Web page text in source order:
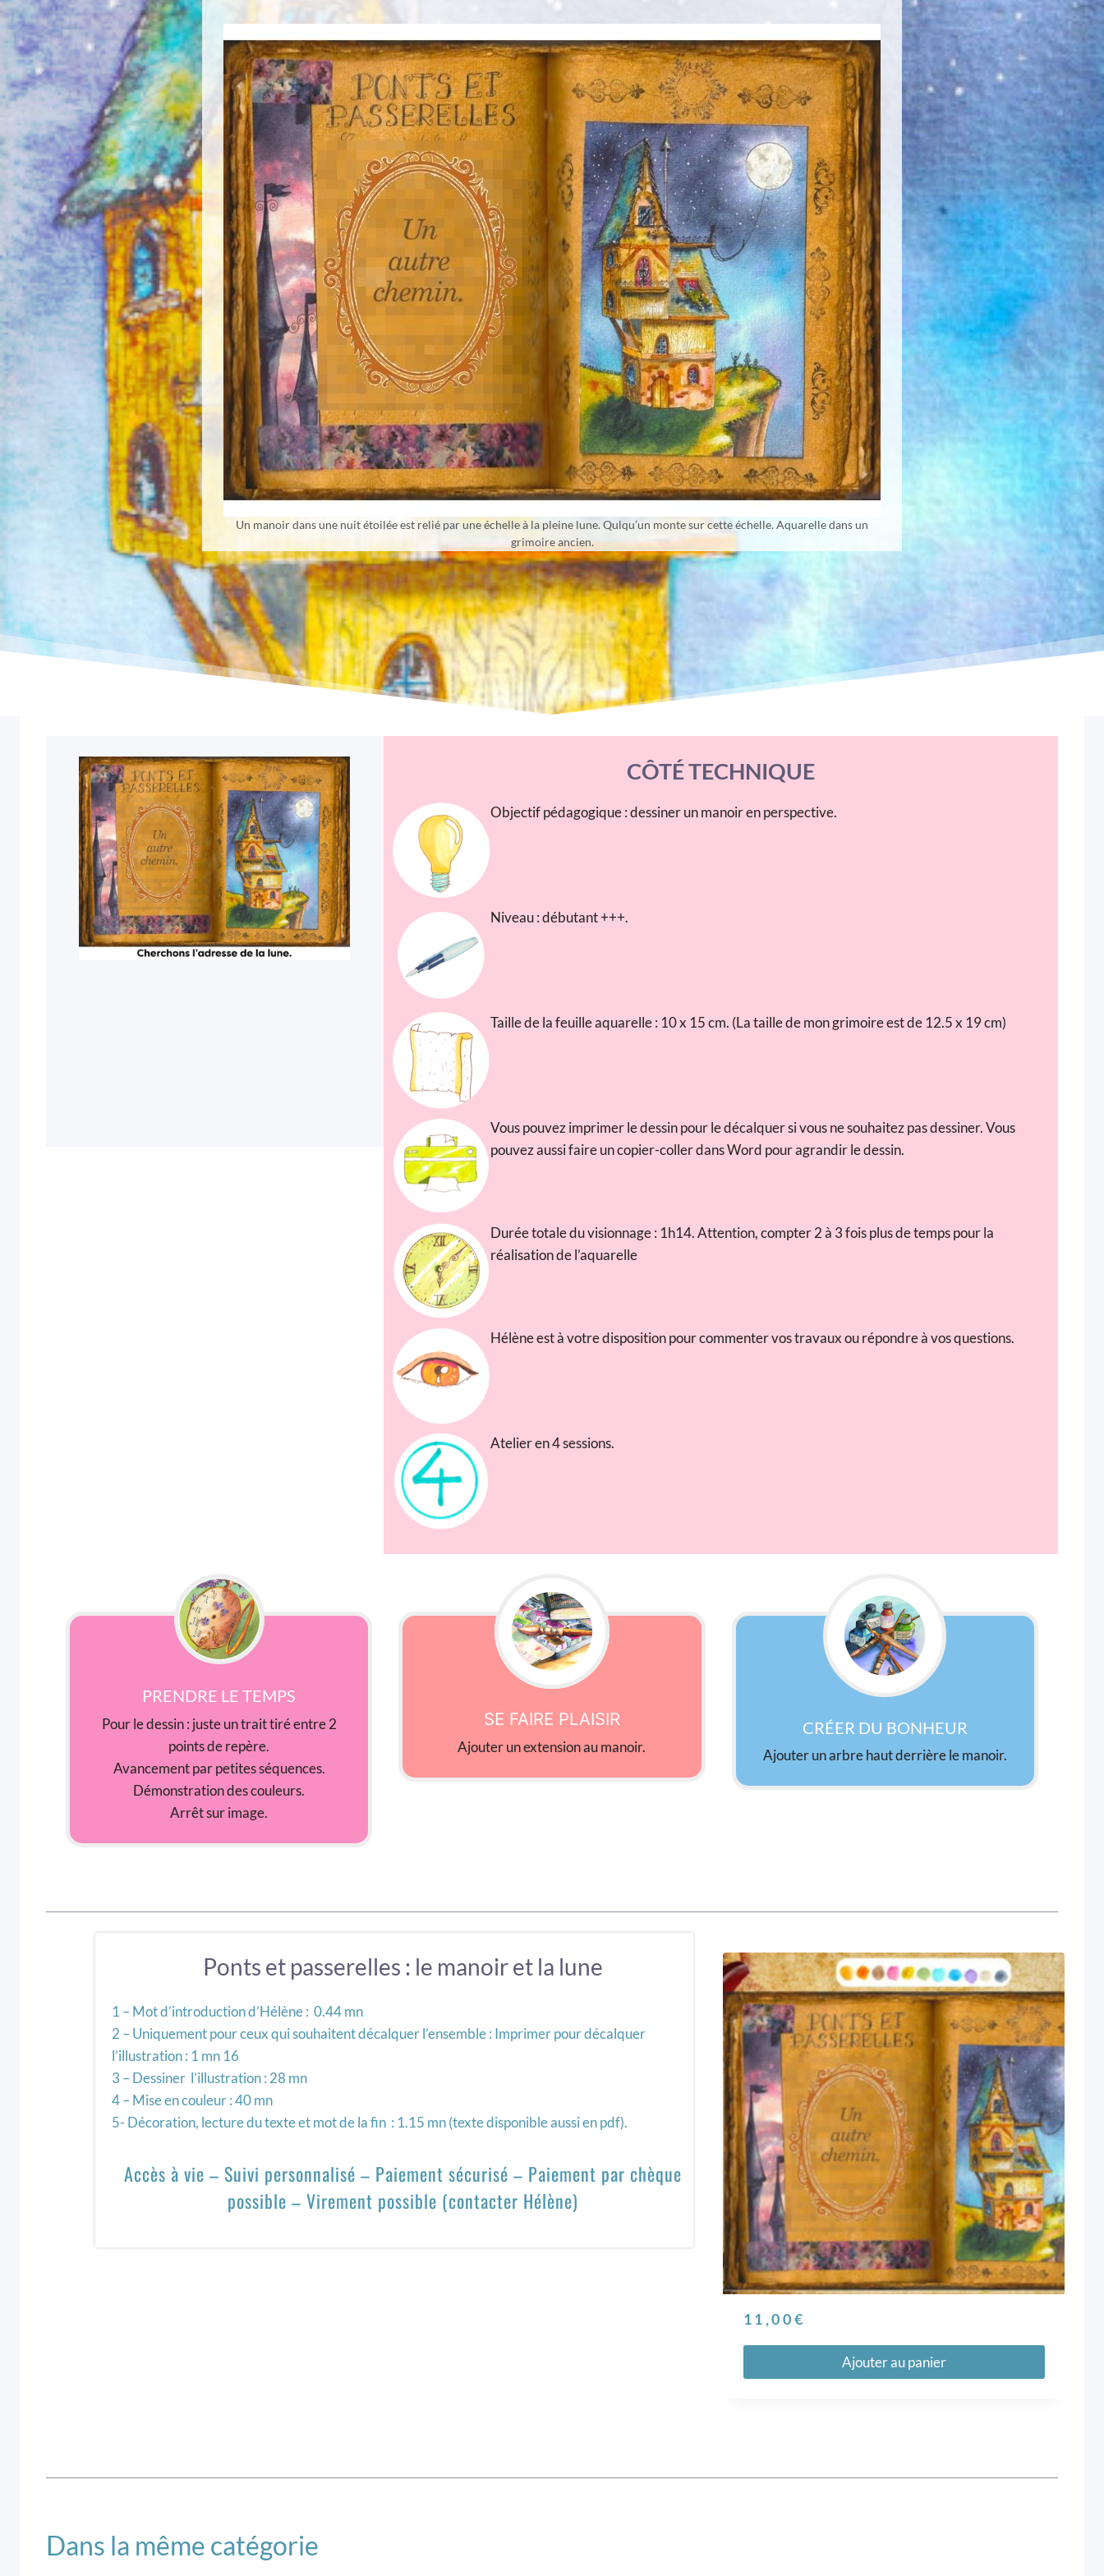
Un manoir dans une nuit étoilée est relié par une échelle à la pleine lune. Qulqu’un monte sur cette échelle. Aquarelle dans un
grimoire ancien.
CÔTÉ TECHNIQUE
Objectif pédagogique : dessiner un manoir en perspective.
Niveau : débutant +++.
Taille de la feuille aquarelle : 10 x 15 cm. (La taille de mon grimoire est de 12.5 x 19 cm)
Vous pouvez imprimer le dessin pour le décalquer si vous ne souhaitez pas dessiner. Vous
pouvez aussi faire un copier-coller dans Word pour agrandir le dessin.
Durée totale du visionnage : 1h14. Attention, compter 2 à 3 fois plus de temps pour la
réalisation de l’aquarelle
Hélène est à votre disposition pour commenter vos travaux ou répondre à vos questions.
Atelier en 4 sessions.
PRENDRE LE TEMPS
Pour le dessin : juste un trait tiré entre 2
points de repère.
Avancement par petites séquences.
Démonstration des couleurs.
Arrêt sur image.
SE FAIRE PLAISIR
Ajouter un extension au manoir.
CRÉER DU BONHEUR
Ajouter un arbre haut derrière le manoir.
Ponts et passerelles : le manoir et la lune
1 – Mot d’introduction d’Hélène : 0.44 mn
2 – Uniquement pour ceux qui souhaitent décalquer l’ensemble : Imprimer pour décalquer
l’illustration : 1 mn 16
3 – Dessiner l’illustration : 28 mn
4 – Mise en couleur : 40 mn
5- Décoration, lecture du texte et mot de la fin : 1.15 mn (texte disponible aussi en pdf).
Accès à vie – Suivi personnalisé – Paiement sécurisé – Paiement par chèque
possible – Virement possible (contacter Hélène)
11,00€
Ajouter au panier
Dans la même catégorie